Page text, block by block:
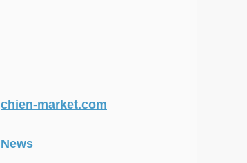
chien-market.com
News